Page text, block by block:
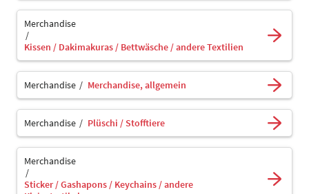
Merchandise
Kissen / Dakimakuras / Bettwäsche / andere Textilien
Merchandise Merchandise, allgemein
Merchandise Plüschi / Stofftiere
Merchandise
Sticker / Gashapons / Keychains / andere